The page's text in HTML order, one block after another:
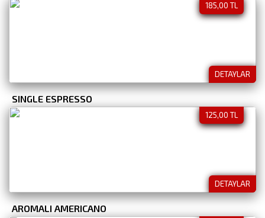
185,00 TL
DETAYLAR
SINGLE ESPRESSO
125,00 TL
DETAYLAR
AROMALI AMERICANO